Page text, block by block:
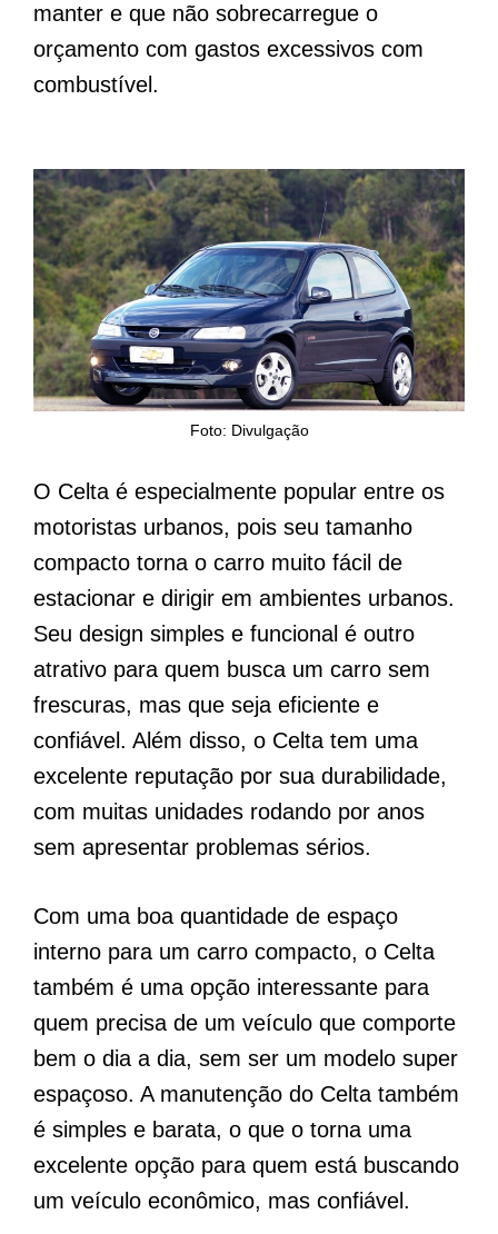
manter e que não sobrecarregue o
orçamento com gastos excessivos com
combustível.
Foto: Divulgação
O Celta é especialmente popular entre os
motoristas urbanos, pois seu tamanho
compacto torna o carro muito fácil de
estacionar e dirigir em ambientes urbanos.
Seu design simples e funcional é outro
atrativo para quem busca um carro sem
frescuras, mas que seja eficiente e
confiável. Além disso, o Celta tem uma
excelente reputação por sua durabilidade,
com muitas unidades rodando por anos
sem apresentar problemas sérios.
Com uma boa quantidade de espaço
interno para um carro compacto, o Celta
também é uma opção interessante para
quem precisa de um veículo que comporte
bem o dia a dia, sem ser um modelo super
espaçoso. A manutenção do Celta também
é simples e barata, o que o torna uma
excelente opção para quem está buscando
um veículo econômico, mas confiável.